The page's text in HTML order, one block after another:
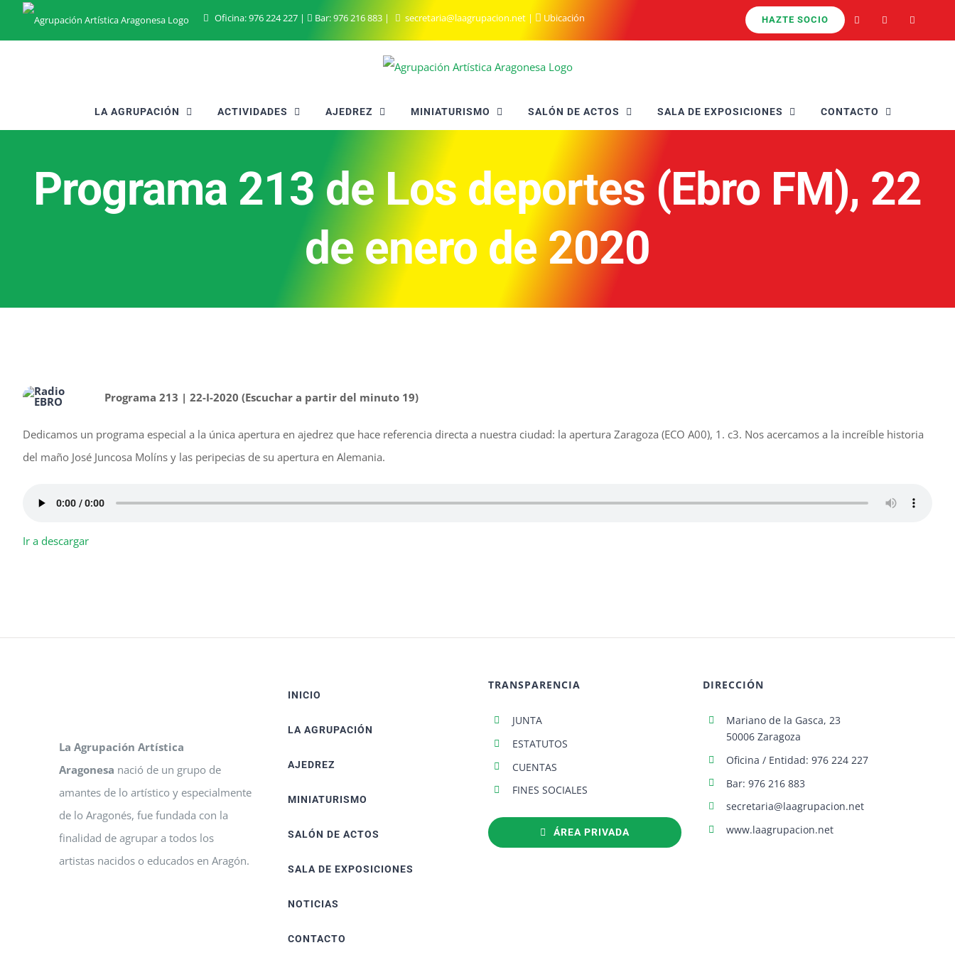
Saltar
Oficina:976 224 227 | Bar:976 216 883 | secretaria@laagrupacion.net| Ubicación HAZTE SOCIO
LA AGRUPACIÓN ACTIVIDADES AJEDREZ MINIATURISMO SALÓN DE ACTOS SALA DE EXPOSICIONES CONTACTO
Programa 213 de Los deportes (Ebro FM), 22
de enero de 2020
Programa 213 | 22-I-2020 (Escuchar a partir del minuto 19)
Dedicamos un programa especial a la única apertura en ajedrez que hace referencia directa a nuestra ciudad: la apertura Zaragoza (ECO A00), 1. c3. Nos acercamos a la increíble historia
del maño José Juncosa Molíns y las peripecias de su apertura en Alemania.
Ir a descargar
La Agrupación Artística
Aragonesa nació de un grupo de
amantes de lo artístico y especialmente
de lo Aragonés, fue fundada con la
finalidad de agrupar a todos los
artistas nacidos o educados en Aragón.
INICIO
LA AGRUPACIÓN
AJEDREZ
MINIATURISMO
SALÓN DE ACTOS
SALA DE EXPOSICIONES
NOTICIAS
CONTACTO
TRANSPARENCIA
JUNTA
ESTATUTOS
CUENTAS
FINES SOCIALES
ÁREA PRIVADA
DIRECCIÓN
Mariano de la Gasca, 23
50006 Zaragoza
Oficina / Entidad: 976 224 227
Bar: 976 216 883
secretaria@laagrupacion.net
www.laagrupacion.net